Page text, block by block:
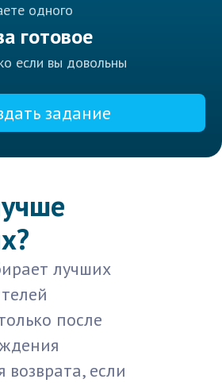
одного
готовое
если вы довольны
задание
лучших
после
возврата, если